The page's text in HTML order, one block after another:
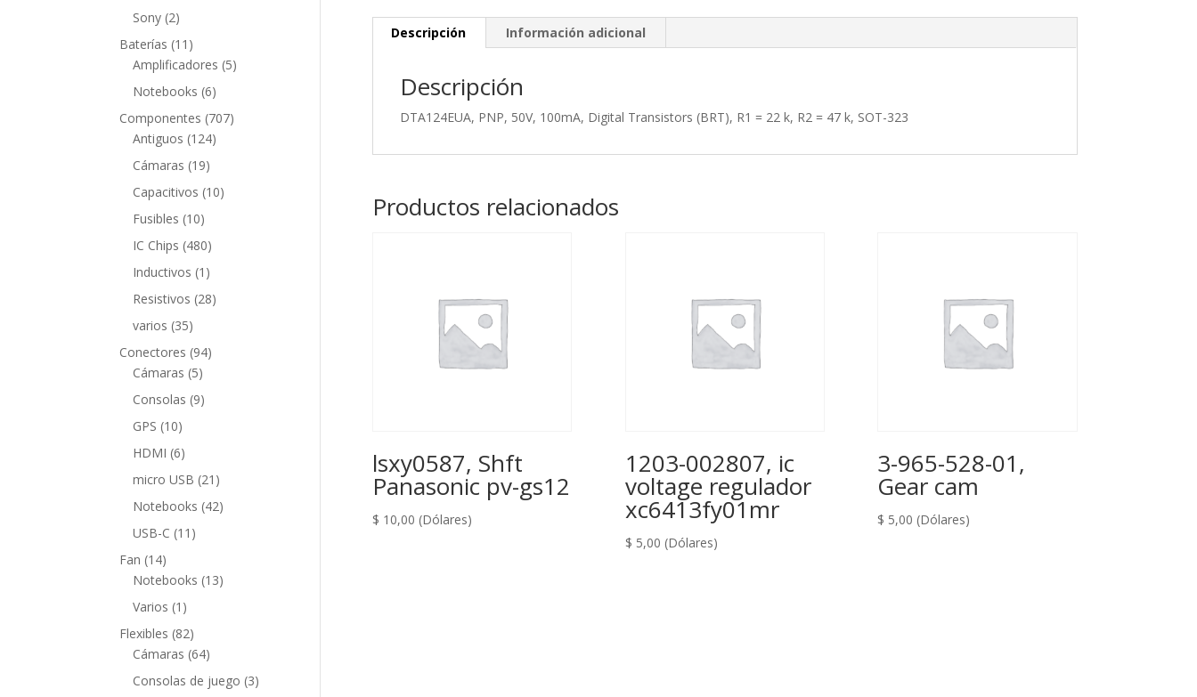
=
22
47
Descripción Información adicional
Descripción
DTA124EUA, PNP, 50V, 100mA, Digital Transistors (BRT), R1 = 22 k, R2 = 47 k, SOT-323
Productos relacionados
lsxy0587, Shft
Panasonic pv-gs12
$ 10,00 (Dólares)
1203-002807, ic
voltage regulador
xc6413fy01mr
$ 5,00 (Dólares)
3-965-528-01,
Gear cam
$ 5,00 (Dólares)
Sony 22
productos
Baterías 11 11
productos
Amplificadores 55
Notebooks 66
productos
Componentes 707707
Antiguos 124124
Cámaras 1919
productos
Capacitivos 1010
Fusibles 1010
productos
IC Chips 480480
productos
Inductivos 1 1
producto
Resistivos 2828
varios 3535
productos
Conectores 9494
Cámaras 55
productos
Consolas 99
GPS 1010
productos
HDMI 66
productos
micro USB 21 21
productos
Notebooks 4242
USB-C 11 11
Fan 1414
productos
Notebooks 1313
Varios 1 1
producto
Flexibles 8282
productos
Cámaras 6464
productos
Consolas de juego 33